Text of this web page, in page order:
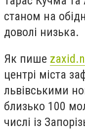
станом на
доволі низька.
Як пише
центрі міста
львівськими
близько 100
числі із